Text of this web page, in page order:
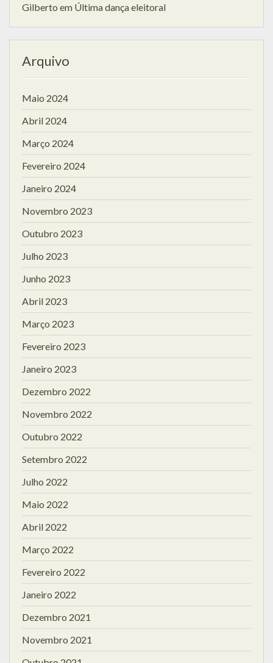
Gilberto em Última dança eleitoral
Arquivo
Maio 2024
Abril 2024
Março 2024
Fevereiro 2024
Janeiro 2024
Novembro 2023
Outubro 2023
Julho 2023
Junho 2023
Abril 2023
Março 2023
Fevereiro 2023
Janeiro 2023
Dezembro 2022
Novembro 2022
Outubro 2022
Setembro 2022
Julho 2022
Maio 2022
Abril 2022
Março 2022
Fevereiro 2022
Janeiro 2022
Dezembro 2021
Novembro 2021